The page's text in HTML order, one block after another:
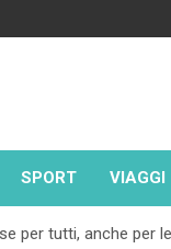
SPORT VIAGGI
per tutti, anche per